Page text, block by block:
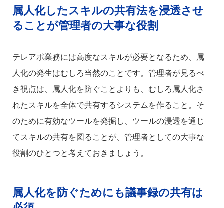
属人化したスキルの共有法を浸透させ
ることが管理者の大事な役割
テレアポ業務には高度なスキルが必要となるため、属
人化の発生はむしろ当然のことです。管理者が見るべ
き視点は、属人化を防ぐことよりも、むしろ属人化さ
れたスキルを全体で共有するシステムを作ること。そ
のために有効なツールを発掘し、ツールの浸透を通じ
てスキルの共有を図ることが、管理者としての大事な
役割のひとつと考えておきましょう。
属人化を防ぐためにも議事録の共有は